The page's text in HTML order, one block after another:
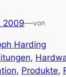
2009—von
Harding
,
, Produkte,